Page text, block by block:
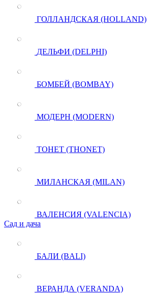
ГОЛЛАНДСКАЯ (HOLLAND)
ДЕЛЬФИ (DELPHI)
БОМБЕЙ (BOMBAY)
МОДЕРН (MODERN)
ТОНЕТ (THONET)
МИЛАНСКАЯ (MILAN)
ВАЛЕНСИЯ (VALENCIA)
Сад и дача
БАЛИ (BALI)
ВЕРАНДА (VERANDA)